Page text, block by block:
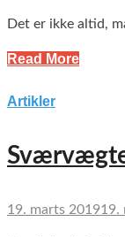
Det er ikke altid,
Read More
Artikler
19. marts 201919.